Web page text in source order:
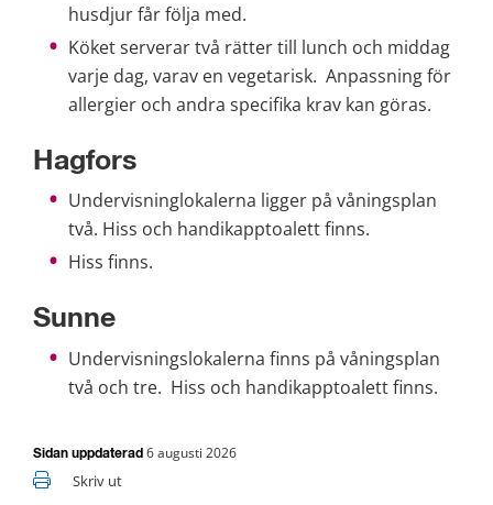
husdjur får följa med.
Köket serverar två rätter till lunch och middag
varje dag, varav en vegetarisk.  Anpassning för
allergier och andra specifika krav kan göras.
Hagfors
Undervisninglokalerna ligger på våningsplan
två. Hiss och handikapptoalett finns.
Hiss finns.
Sunne
Undervisningslokalerna finns på våningsplan
två och tre.  Hiss och handikapptoalett finns.
Sidan uppdaterad 6 augusti 2026
Skriv ut